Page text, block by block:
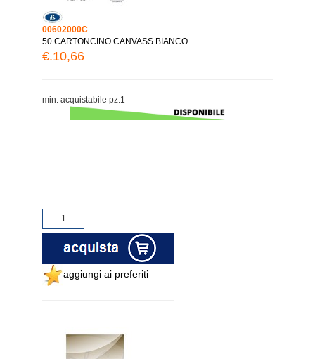
00602000C
50 CARTONCINO CANVASS BIANCO
€.10,66
min. acquistabile pz.1
aggiungi ai preferiti